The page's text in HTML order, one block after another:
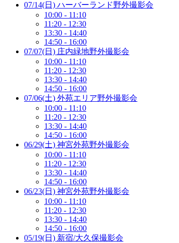
07/14(日) ハーバーランド野外撮影会
10:00 - 11:10
11:20 - 12:30
13:30 - 14:40
14:50 - 16:00
07/07(日) 庄内緑地野外撮影会
10:00 - 11:10
11:20 - 12:30
13:30 - 14:40
14:50 - 16:00
07/06(土) 外苑エリア野外撮影会
10:00 - 11:10
11:20 - 12:30
13:30 - 14:40
14:50 - 16:00
06/29(土) 神宮外苑野外撮影会
10:00 - 11:10
11:20 - 12:30
13:30 - 14:40
14:50 - 16:00
06/23(日) 神宮外苑野外撮影会
10:00 - 11:10
11:20 - 12:30
13:30 - 14:40
14:50 - 16:00
05/19(日) 新宿/大久保撮影会